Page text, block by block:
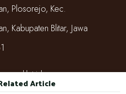
Article
Plosorejo, Kec.
Kabupaten Blitar, Jawa